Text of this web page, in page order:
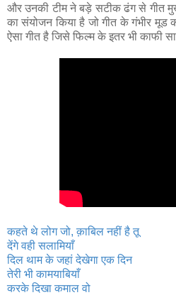
और उनकी टीम ने बड़े सटीक ढंग से गीत
का संयोजन किया है जो गीत के गंभीर मूड
ऐसा गीत है जिसे फिल्म के इतर भी काफी
कहते थे लोग जो, क़ाबिल नहीं है तू
देंगे वही सलामियाँ
दिल थाम के जहां देखेगा एक दिन
तेरी भी कामयाबियाँ
करके दिखा कमाल वो